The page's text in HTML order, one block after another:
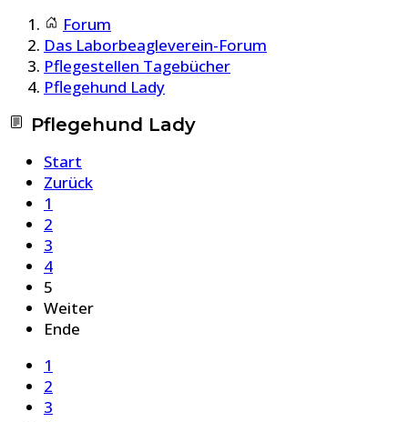
Forum
Das Laborbeagleverein-Forum
Pflegestellen Tagebücher
Pflegehund Lady
Pflegehund Lady
Start
Zurück
1
2
3
4
5
Weiter
Ende
1
2
3